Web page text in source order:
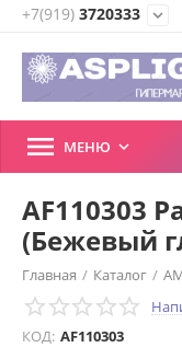
+7(919) 3720333 expand_more
 МЕНЮ 
AF110303
(Бежевый
Главная / Каталог /
Амбрелла Вольт
2
КОД: AF110303